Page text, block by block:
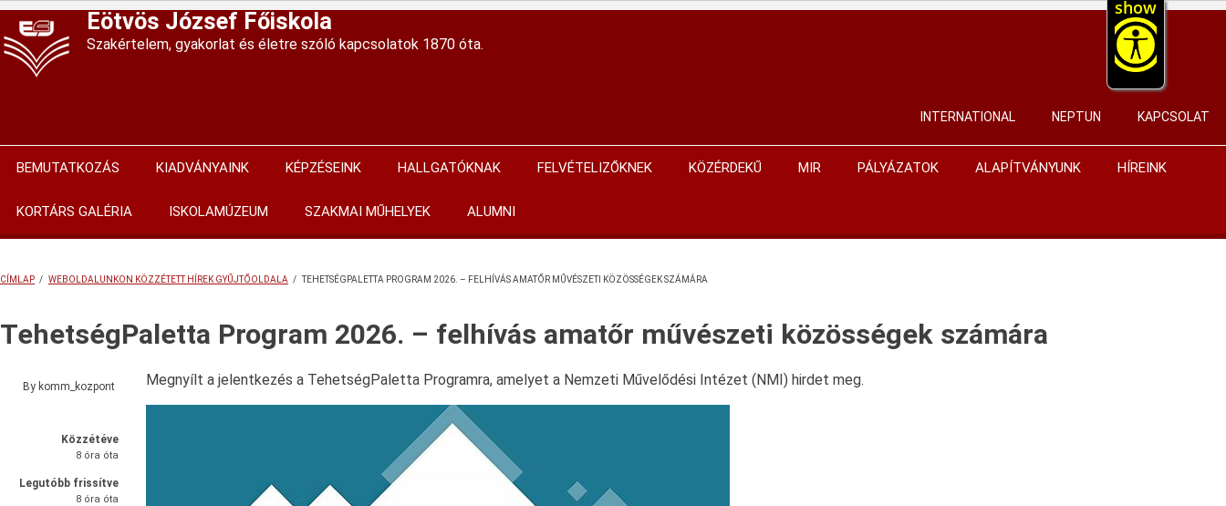
Ugrás
a
tartalomra
show
Eötvös József Főiskola
Szakértelem, gyakorlat és életre szóló kapcsolatok 1870 óta.
User
menu
INTERNATIONAL NEPTUN KAPCSOLAT
Main
navigation
BEMUTATKOZÁS KIADVÁNYAINK KÉPZÉSEINK HALLGATÓKNAK FELVÉTELIZŐKNEK KÖZÉRDEKŰ MIR PÁLYÁZATOK ALAPÍTVÁNYUNK HÍREINK
KORTÁRS GALÉRIA ISKOLAMÚZEUM SZAKMAI MŰHELYEK ALUMNI
CÍMLAP / WEBOLDALUNKON KÖZZÉTETT HÍREK GYŰJTŐOLDALA / TEHETSÉGPALETTA PROGRAM 2026. – FELHÍVÁS AMATŐR MŰVÉSZETI KÖZÖSSÉGEK SZÁMÁRA
TehetségPaletta Program 2026. – felhívás amatőr művészeti közösségek számára
By komm_kozpont
Közzétéve
8 óra óta
Legutóbb frissítve
8 óra óta
Megnyílt a jelentkezés a TehetségPaletta Programra, amelyet a Nemzeti Művelődési Intézet (NMI) hirdet meg.